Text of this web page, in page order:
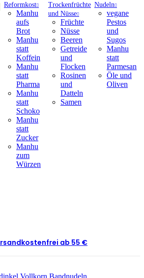
Reformkost
Manhu
aufs
Brot
Manhu
statt
Koffein
Manhu
statt
Pharma
Manhu
statt
Schoko
Manhu
statt
Zucker
Manhu
zum
Würzen
Trockenfrüchte
und Nüsse
Früchte
Nüsse
Beeren
Getreide
und
Flocken
Rosinen
und
Datteln
Samen
Nudeln
vegane
Pestos
und
Sugos
Manhu
statt
Parmesan
Öle und
Oliven
ab 55 €